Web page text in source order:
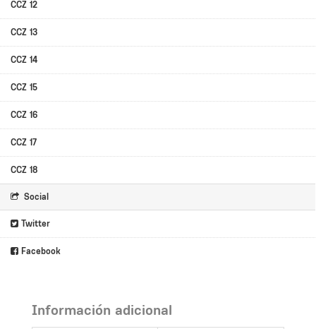
CCZ 12
CCZ 13
CCZ 14
CCZ 15
CCZ 16
CCZ 17
CCZ 18
Social
Twitter
Facebook
Información adicional